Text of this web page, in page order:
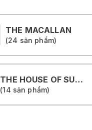
THE MACALLAN
(24 sản phẩm)
THE HOUSE OF SUNTORY
(14 sản phẩm)